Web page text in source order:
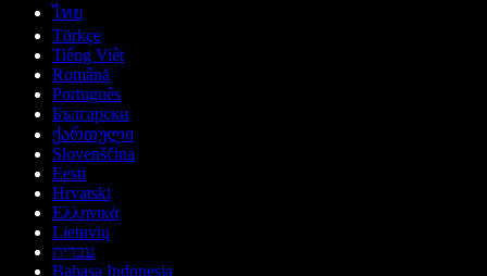
ไทย
Türkçe
Tiếng Việt
Română
Português
Български
ქართული
Slovenščina
Eesti
Hrvatski
Ελληνικά
Lietuvių
עברית
Bahasa Indonesia